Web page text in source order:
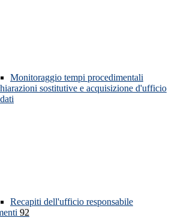
Monitoraggio tempi procedimentali
sostitutive e acquisizione d'ufficio
Recapiti dell'ufficio responsabile
92